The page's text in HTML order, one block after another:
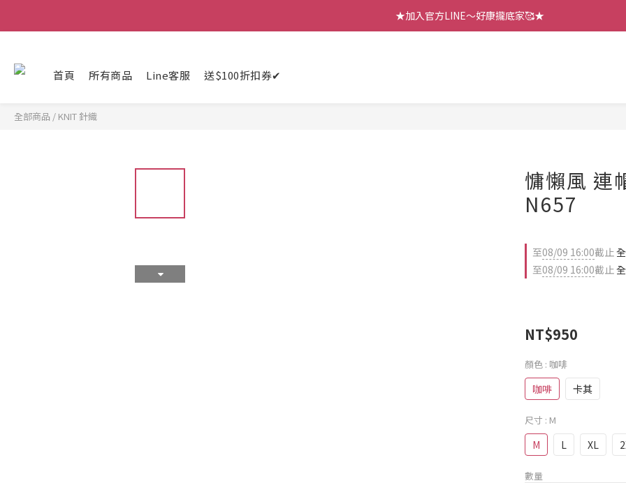
【七月新品】上架了!! 限時折扣優惠😍
★加入官方LINE～好康攏底家🥰★
首頁 所有商品 Line客服 送$100折扣券✔
全部商品 / KNIT 針織
慵懶風 連
N657
至08/09 16:00截止
至08/09 16:00截止
NT$950
顏色 : 咖啡
咖啡 卡其
尺寸 : M
M L XL
數量